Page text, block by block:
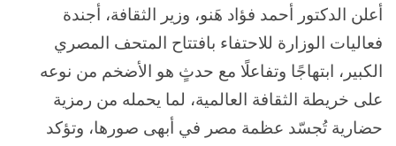
أعلن الدكتور أحمد فؤاد هَنو، وزير الثقافة، أجندة
فعاليات الوزارة للاحتفاء بافتتاح المتحف المصري
الكبير، ابتهاجًا وتفاعلًا مع حدثٍ هو الأضخم من نوعه
على خريطة الثقافة العالمية، لما يحمله من رمزية
حضارية تُجسّد عظمة مصر في أبهى صورها، وتؤكد